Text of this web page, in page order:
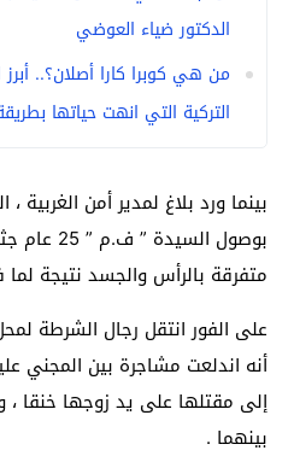
الدكتور ضياء العوضي
من هي كوبرا كارا أصلان؟..
التركية التي انهت حياتها
بينما ورد بلاغ لمدير أمن الغربية
بوصول
متفرقة بالرأس والجسد نتيجة
على الفور انتقل رجال الشرطة
أنه اندلعت مشاجرة بين المجني
إلى مقتلها على يد زوجها خنقا
بينهما .